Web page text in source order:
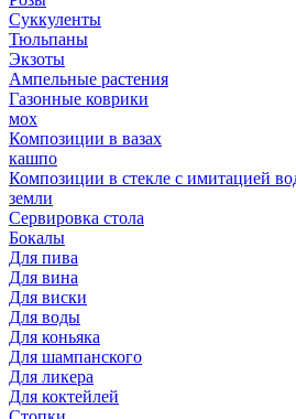
Суккуленты
Тюльпаны
Экзоты
Ампельные растения
Газонные коврики
мох
Композиции в вазах
кашпо
Композиции в стекле с имитацией
земли
Сервировка стола
Бокалы
Для пива
Для вина
Для виски
Для воды
Для коньяка
Для шампанского
Для ликера
Для коктейлей